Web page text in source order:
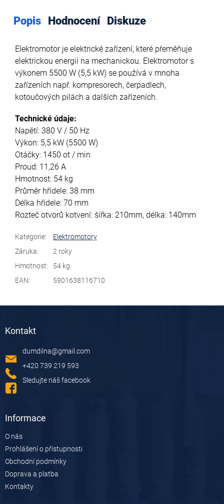
Popis Hodnocení Diskuze
Elektromotor je elektrické zařízení, které přeměňuje
elektrickou energii na mechanickou. Elektromotor s
výkonem 5500 W (5,5 kW) se používá v mnoha
zařízeních např. kompresorech, čerpadlech,
kotoučových pilách a dalších zařízeních.
Technické údaje:
Napětí: 380 V / 50 Hz
Výkon: 5,5 kW (5500 W)
Otáčky: 1450 ot / min
Proud: 11,26 A
Hmotnost: 54 kg
Průměr hřídele: 38 mm
Délka hřídele: 70 mm
Rozteč otvorů kotvení: šířka: 210mm, délka: 140mm
Kategorie:
Elektromotory
Záruka:
2 roky
Hmotnost:
54 kg
EAN: 5901638116710
Kontakt
dumdilna@gmail.com
+420 739 219 593
Sledujte náš facebook
Informace
O nás
Prohlášení o přístupnosti
Obchodní podmínky
Doprava a platba
Kontakty